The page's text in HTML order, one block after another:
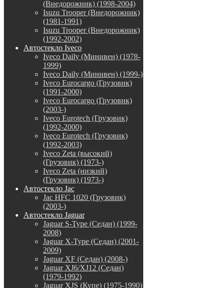
(Внедорожник) (1998-2004)
Isuzu Trooper (Внедорожник)
(1981-1991)
Isuzu Trooper (Внедорожник)
(1992-2002)
Автостекло Iveco
Iveco Daily (Минивен) (1978-
1999)
Iveco Daily (Минивен) (1999-)
Iveco Eurocargo (Грузовик)
(1991-2000)
Iveco Eurocargo (Грузовик)
(2003-)
Iveco Eurotech (Грузовик)
(1992-2000)
Iveco Eurotech (Грузовик)
(1992-2003)
Iveco Zeta (высокий)
(Грузовик) (1973-)
Iveco Zeta (низкий)
(Грузовик) (1973-)
Автостекло Jac
Jac HFC 1020 (Грузовик)
(2003-)
Автостекло Jaguar
Jaguar S-Type (Седан) (1999-
2008)
Jaguar X-Type (Седан) (2001-
2009)
Jaguar XF (Седан) (2008-)
Jaguar XJ6/XJ12 (Седан)
(1979-1992)
Jaguar XJS (Купе) (1975-1990)